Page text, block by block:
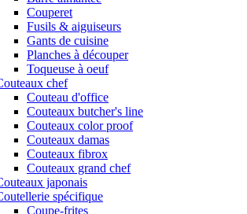
Couperet
Fusils & aiguiseurs
Gants de cuisine
Planches à découper
Toqueuse à oeuf
chef
Couteau d'office
Couteaux butcher's line
Couteaux color proof
Couteaux damas
Couteaux fibrox
Couteaux grand chef
japonais
spécifique
Coupe-frites